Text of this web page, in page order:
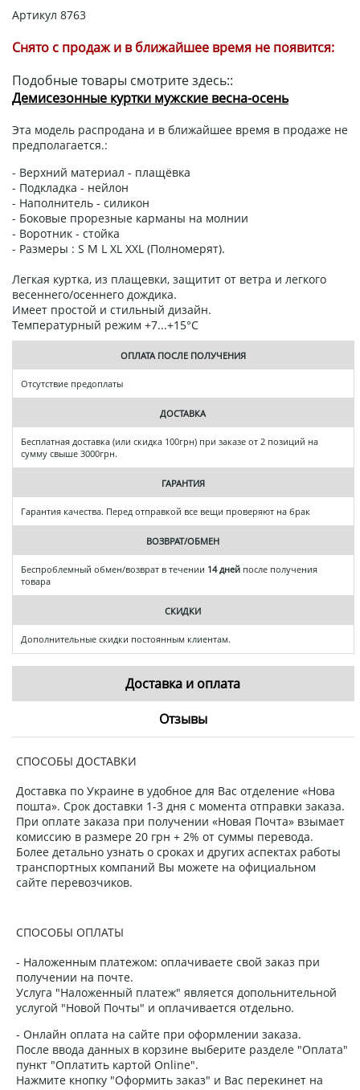
Артикул 8763
Снято с продаж и в ближайшее время не появится:
Подобные товары смотрите здесь::
Демисезонные куртки мужские весна-осень
Эта модель распродана и в ближайшее время в продаже не
предполагается.:
- Верхний материал - плащёвка
- Подкладка - нейлон
- Наполнитель - силикон
- Боковые прорезные карманы на молнии
- Воротник - стойка
- Размеры : S M L XL XXL (Полномерят).
Легкая куртка, из плащевки, защитит от ветра и легкого
весеннего/осеннего дождика.
Имеет простой и стильный дизайн.
Температурный режим +7...+15°С
ОПЛАТА ПОСЛЕ ПОЛУЧЕНИЯ
Отсутствие предоплаты
ДОСТАВКА
Бесплатная доставка (или скидка 100грн) при заказе от 2 позиций на
сумму свыше 3000грн.
ГАРАНТИЯ
Гарантия качества. Перед отправкой все вещи проверяют на брак
ВОЗВРАТ/ОБМЕН
Беспроблемный обмен/возврат в течении 14 дней после получения
товара
СКИДКИ
Дополнительные скидки постоянным клиентам.
Доставка и оплата
Отзывы
СПОСОБЫ ДОСТАВКИ
Доставка по Украине в удобное для Вас отделение «Нова
пошта». Срок доставки 1-3 дня с момента отправки заказа.
При оплате заказа при получении «Новая Почта» взымает
комиссию в размере 20 грн + 2% от суммы перевода.
Более детально узнать о сроках и других аспектах работы
транспортных компаний Вы можете на официальном
сайте перевозчиков.
СПОСОБЫ ОПЛАТЫ
- Наложенным платежом: оплачиваете свой заказ при
получении на почте.
Услуга "Наложенный платеж" является допольнительной
услугой "Новой Почты" и оплачивается отдельно.
- Онлайн оплата на сайте при оформлении заказа.
После ввода данных в корзине выберите разделе "Оплата"
пункт "Оплатить картой Online".
Нажмите кнопку "Оформить заказ" и Вас перекинет на